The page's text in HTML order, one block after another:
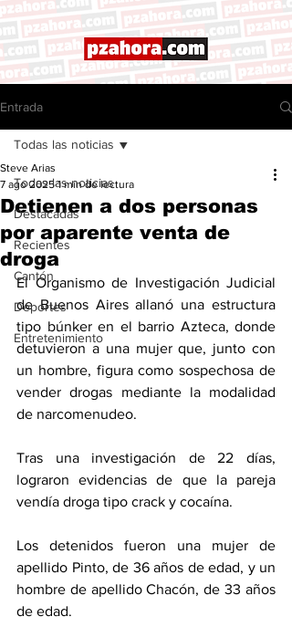
Entrada
Todas las noticias
Destacadas
Recientes
Cantón
Deportes
Entretenimiento
Todas las noticias
Detienen a dos personas
por aparente venta de
droga
Steve Arias
7 ago 2025 1 min de lectura
El Organismo de Investigación Judicial
de Buenos Aires allanó una estructura
tipo búnker en el barrio Azteca, donde
detuvieron a una mujer que, junto con
un hombre, figura como sospechosa de
vender drogas mediante la modalidad
de narcomenudeo.
Tras una investigación de 22 días,
lograron evidencias de que la pareja
vendía droga tipo crack y cocaína.
Los detenidos fueron una mujer de
apellido Pinto, de 36 años de edad, y un
hombre de apellido Chacón, de 33 años
de edad.